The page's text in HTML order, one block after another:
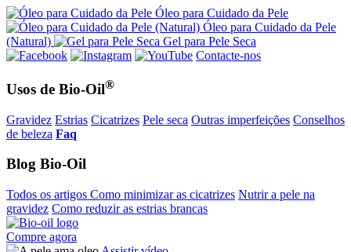
Óleo para Cuidado da Pele
Óleo para Cuidado da Pele
(Natural)
Gel para Pele Seca
Contacte-nos
Usos de Bio-Oil®
Gravidez Estrias Cicatrizes Pele seca Outras imperfeições Conselhos
de beleza Faq
Blog Bio-Oil
Todos os artigos Como minimizar as cicatrizes Nutrir a pele na
gravidez Como reduzir as estrias brancas
Compre agora